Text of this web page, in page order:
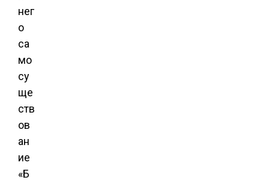
нег
о
са
мо
су
ще
ств
ов
ан
ие
«Б